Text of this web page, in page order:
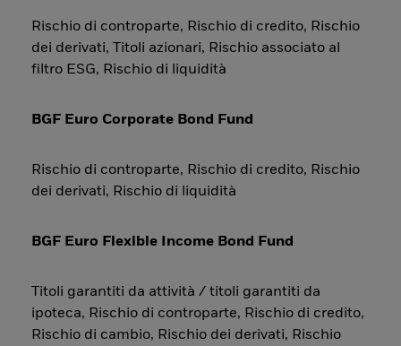
Rischio di controparte, Rischio di credito, Rischio
dei derivati, Titoli azionari, Rischio associato al
filtro ESG, Rischio di liquidità
BGF Euro Corporate Bond Fund
Rischio di controparte, Rischio di credito, Rischio
dei derivati, Rischio di liquidità
BGF Euro Flexible Income Bond Fund
Titoli garantiti da attività / titoli garantiti da
ipoteca, Rischio di controparte, Rischio di credito,
Rischio di cambio, Rischio dei derivati, Rischio